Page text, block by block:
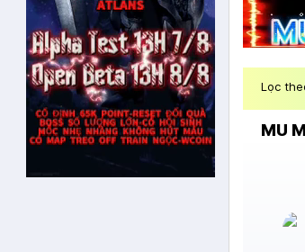
Lọc
MU